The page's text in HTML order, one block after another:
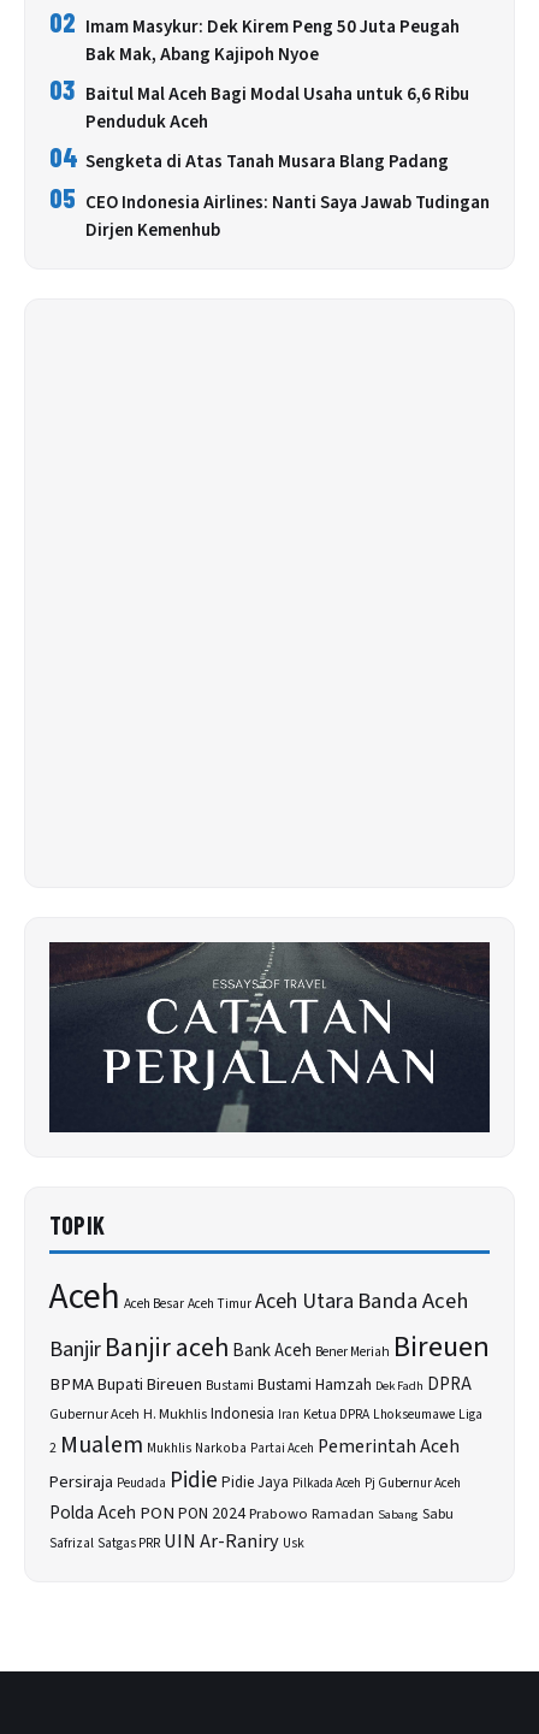
02 Imam Masykur: Dek Kirem Peng 50 Juta Peugah
Bak Mak, Abang Kajipoh Nyoe
03 Baitul Mal Aceh Bagi Modal Usaha untuk 6,6 Ribu
Penduduk Aceh
04 Sengketa di Atas Tanah Musara Blang Padang
05 CEO Indonesia Airlines: Nanti Saya Jawab Tudingan
Dirjen Kemenhub
TOPIK
Aceh Aceh BesarAceh TimurAceh Utara Banda Aceh
BanjirBanjir aceh Bank Aceh Bener Meriah Bireuen
BPMABupati Bireuen Bustami Bustami Hamzah Dek Fadh DPRA
Gubernur Aceh H. MukhlisIndonesia Iran Ketua DPRA Lhokseumawe Liga
2 Mualem Mukhlis Narkoba Partai Aceh Pemerintah Aceh
Persiraja Peudada Pidie Pidie Jaya Pilkada Aceh Pj Gubernur Aceh
Polda Aceh PON PON 2024Prabowo Ramadan Sabang Sabu
SafrizalSatgas PRR UIN Ar-Raniry Usk